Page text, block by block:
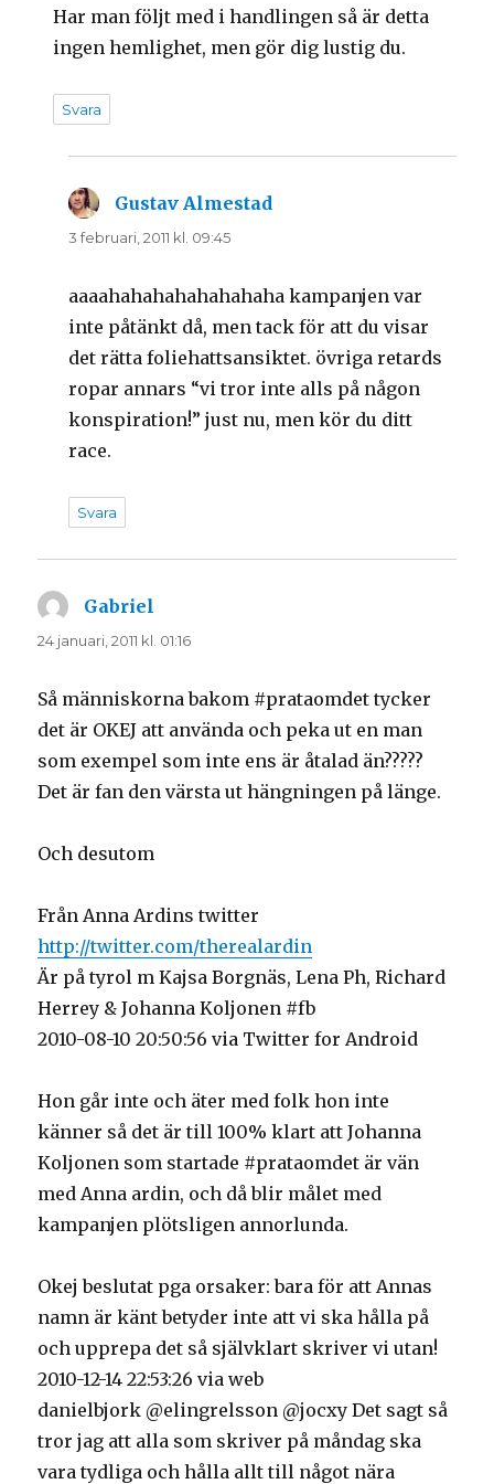
Har man följt med i handlingen så är detta
ingen hemlighet, men gör dig lustig du.
Svara
Gustav Almestad
3 februari, 2011 kl. 09:45
aaaahahahahahahahaha kampanjen var
inte påtänkt då, men tack för att du visar
det rätta foliehattsansiktet. övriga retards
ropar annars “vi tror inte alls på någon
konspiration!” just nu, men kör du ditt
race.
Svara
Gabriel
24 januari, 2011 kl. 01:16
Så människorna bakom #prataomdet tycker
det är OKEJ att använda och peka ut en man
som exempel som inte ens är åtalad än?????
Det är fan den värsta ut hängningen på länge.
Och desutom
Från Anna Ardins twitter
http://twitter.com/therealardin
Är på tyrol m Kajsa Borgnäs, Lena Ph, Richard
Herrey & Johanna Koljonen #fb
2010-08-10 20:50:56 via Twitter for Android
Hon går inte och äter med folk hon inte
känner så det är till 100% klart att Johanna
Koljonen som startade #prataomdet är vän
med Anna ardin, och då blir målet med
kampanjen plötsligen annorlunda.
Okej beslutat pga orsaker: bara för att Annas
namn är känt betyder inte att vi ska hålla på
och upprepa det så självklart skriver vi utan!
2010-12-14 22:53:26 via web
danielbjork @elingrelsson @jocxy Det sagt så
tror jag att alla som skriver på måndag ska
vara tydliga och hålla allt till något nära